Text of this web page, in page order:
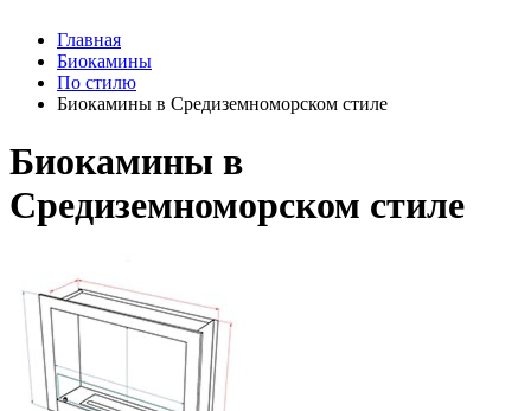
Главная
Биокамины
По стилю
Биокамины в Средиземноморском стиле
Биокамины в
Средиземноморском стиле